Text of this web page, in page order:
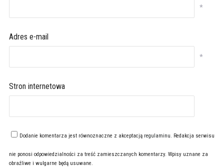
*
Adres e-mail
*
Stron internetowa
Dodanie komentarza jest równoznaczne z akceptacją regulaminu. Redakcja serwisu
nie ponosi odpowiedzialności za treść zamieszczanych komentarzy. Wpisy uznane za
obraźliwe i wulgarne będą usuwane.